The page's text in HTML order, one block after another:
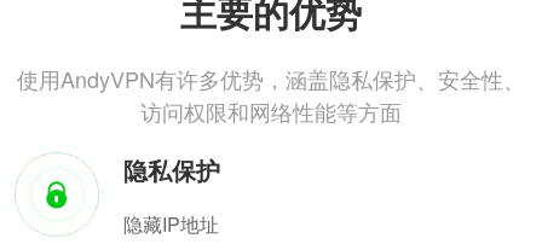
主要的优势
使用AndyVPN有许多优势，涵盖隐私保护、安全性、
访问权限和网络性能等方面
隐私保护
隐藏IP地址